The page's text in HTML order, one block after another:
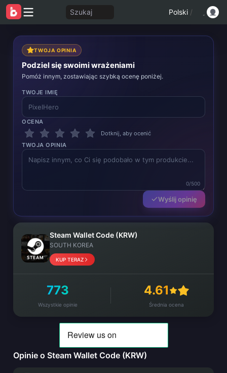
Szukaj Polski /
TWOJA OPINIA
Podziel się swoimi wrażeniami
Pomóż innym, zostawiając szybką ocenę poniżej.
TWOJE IMIĘ
OCENA
Dotknij, aby ocenić
TWOJA OPINIA
0/500
Wyślij opinię
Steam Wallet Code (KRW)
SOUTH KOREA
KUP TERAZ
773
Wszystkie opinie
4.61
Średnia ocena
Opinie o Steam Wallet Code (KRW)